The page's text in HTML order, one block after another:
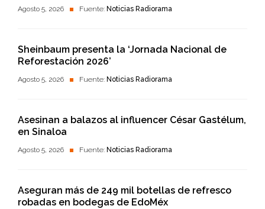
Agosto 5, 2026 Fuente: Noticias Radiorama
Sheinbaum presenta la ‘Jornada Nacional de
Reforestación 2026’
Agosto 5, 2026 Fuente: Noticias Radiorama
Asesinan a balazos al influencer César Gastélum,
en Sinaloa
Agosto 5, 2026 Fuente: Noticias Radiorama
Aseguran más de 249 mil botellas de refresco
robadas en bodegas de EdoMéx